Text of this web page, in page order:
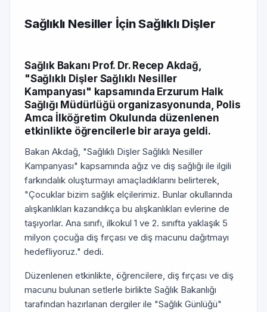
Sağlıklı Nesiller İçin Sağlıklı Dişler
Sağlık Bakanı Prof. Dr. Recep Akdağ,
"Sağlıklı Dişler Sağlıklı Nesiller
Kampanyası" kapsamında Erzurum Halk
Sağlığı Müdürlüğü organizasyonunda, Polis
Amca İlköğretim Okulunda düzenlenen
etkinlikte öğrencilerle bir araya geldi.
Bakan Akdağ, "Sağlıklı Dişler Sağlıklı Nesiller
Kampanyası" kapsamında ağız ve diş sağlığı ile ilgili
farkındalık oluşturmayı amaçladıklarını belirterek,
"Çocuklar bizim sağlık elçilerimiz. Bunlar okullarında
alışkanlıkları kazandıkça bu alışkanlıkları evlerine de
taşıyorlar. Ana sınıfı, ilkokul 1 ve 2. sınıfta yaklaşık 5
milyon çocuğa diş fırçası ve diş macunu dağıtmayı
hedefliyoruz." dedi.
Düzenlenen etkinlikte, öğrencilere, diş fırçası ve diş
macunu bulunan setlerle birlikte Sağlık Bakanlığı
tarafından hazırlanan dergiler ile "Sağlık Günlüğü"